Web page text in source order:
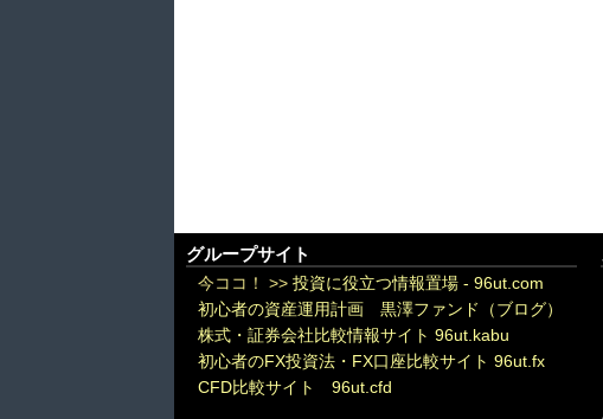
グループサイト
今ココ！ >> 投資に役立つ情報置場 - 96ut.com
初心者の資産運用計画 黒澤ファンド（ブログ）
株式・証券会社比較情報サイト 96ut.kabu
初心者のFX投資法・FX口座比較サイト 96ut.fx
CFD比較サイト 96ut.cfd